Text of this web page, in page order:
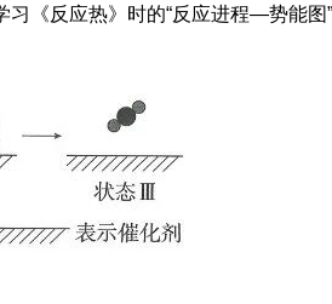
《反应热》时的“反应进程—势能图